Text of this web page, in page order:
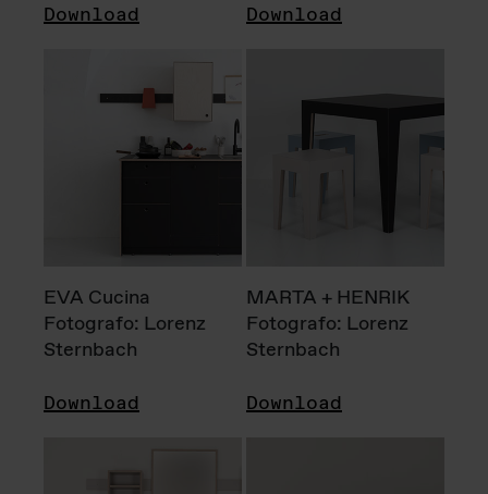
Download Download
EVA Cucina
Fotografo: Lorenz
Sternbach
Download
MARTA + HENRIK
Fotografo: Lorenz
Sternbach
Download